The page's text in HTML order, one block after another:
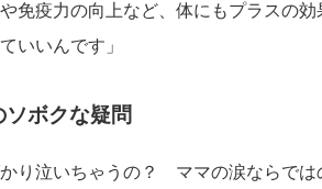
免疫力の向上など、体にもプラスの
いいんです」
ソボクな疑問
り泣いちゃうの？ ママの涙ならでは